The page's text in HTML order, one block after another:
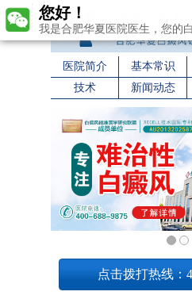
医院简介 基本常识
技术
新闻动态
点击拨打热线：
您好！
我是合肥华夏医院医生，您的